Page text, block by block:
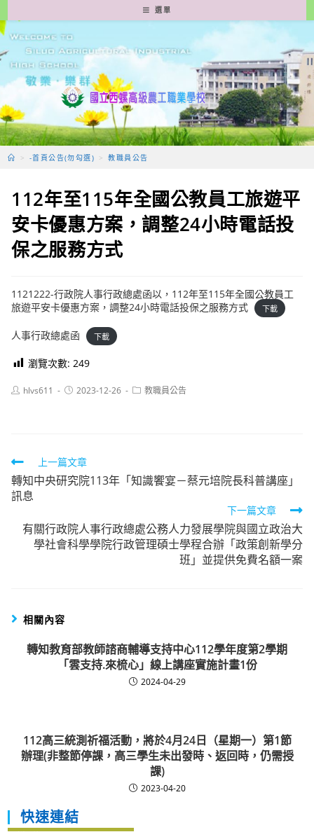
轉
至
要
容
選單
> -首頁公告(勿勾選) > 教職員公告
112年至115年全國公教員工旅遊平
安卡優惠方案，調整24小時電話投
保之服務方式
1121222-行政院人事行政總處函以，112年至115年全國公教員工
旅遊平安卡優惠方案，調整24小時電話投保之服務方式
下載
人事行政總處函 下載
瀏覽次數: 249
Posthlvs611
Post2023-12-26
Post教職員公告
Read
more
articles
上一篇文章
轉知中央研究院113年「知識饗宴－蔡元培院長科普講座」
訊息
下一篇文章
有關行政院人事行政總處公務人力發展學院與國立政治大
學社會科學學院行政管理碩士學程合辦「政策創新學分
班」並提供免費名額一案
相關內容
轉知教育部教師諮商輔導支持中心112學年度第2學期
「雲支持.來梳心」線上講座實施計畫1份
2024-04-29
112高三統測祈福活動，將於4月24日（星期一）第1節
辦理(非整節停課，高三學生未出發時、返回時，仍需授
課)
2023-04-20
快速連結